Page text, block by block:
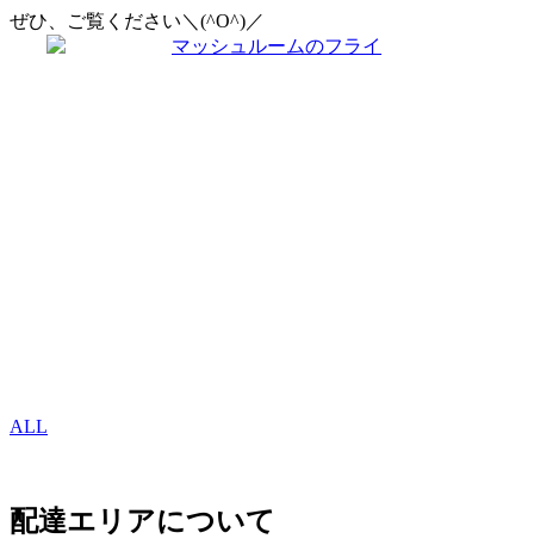
ぜひ、ご覧ください＼(^O^)／
ALL
配達エリアについて